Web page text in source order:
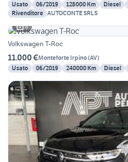
Usato
06/2019 128000 Km Diesel
Rivenditore AUTOCONTE SRLS
6
Volkswagen T-Roc
11.000 €Monteforte Irpino(AV)
Usato
06/2019 240000 Km Diesel